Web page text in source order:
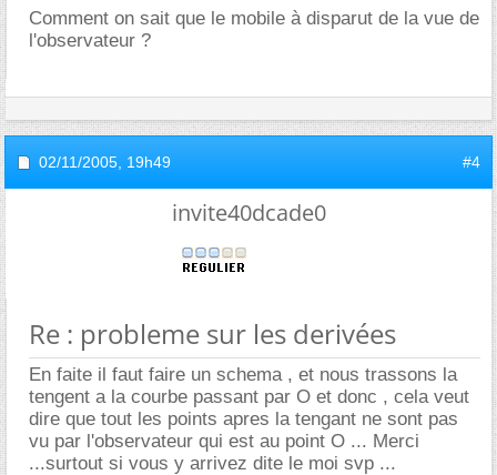
Comment on sait que le mobile à disparut de la vue de
l'observateur ?
02/11/2005, 19h49 #4
invite40dcade0
Re : probleme sur les derivées
En faite il faut faire un schema , et nous trassons la
tengent a la courbe passant par O et donc , cela veut
dire que tout les points apres la tengant ne sont pas
vu par l'observateur qui est au point O ... Merci
...surtout si vous y arrivez dite le moi svp ...